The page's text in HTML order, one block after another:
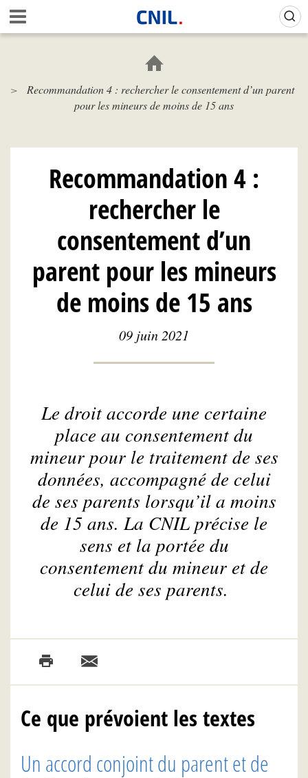
Aller
au
contenu
c
i
N
L
Recommandation 4 : rechercher le consentement d’un parent
pour les mineurs de moins de 15 ans
Recommandation 4 :
rechercher le
consentement d’un
parent pour les mineurs
de moins de 15 ans
09 juin 2021
Le droit accorde une certaine
place au consentement du
mineur pour le traitement de ses
données, accompagné de celui
de ses parents lorsqu’il a moins
de 15 ans. La CNIL précise le
sens et la portée du
consentement du mineur et de
celui de ses parents.
Ce que prévoient les textes
Un accord conjoint du parent et de
Gestion de vos préférences sur les cookies (témoins de connexion)